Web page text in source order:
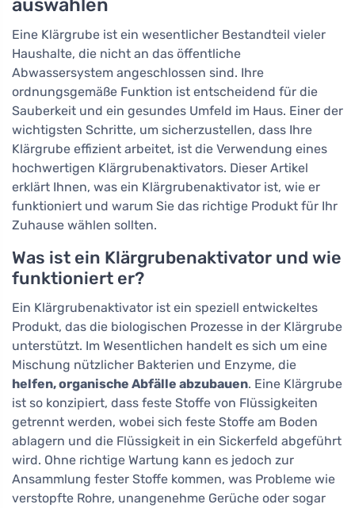
auswählen
Eine Klärgrube ist ein wesentlicher Bestandteil vieler
Haushalte, die nicht an das öffentliche
Abwassersystem angeschlossen sind. Ihre
ordnungsgemäße Funktion ist entscheidend für die
Sauberkeit und ein gesundes Umfeld im Haus. Einer der
wichtigsten Schritte, um sicherzustellen, dass Ihre
Klärgrube effizient arbeitet, ist die Verwendung eines
hochwertigen Klärgrubenaktivators. Dieser Artikel
erklärt Ihnen, was ein Klärgrubenaktivator ist, wie er
funktioniert und warum Sie das richtige Produkt für Ihr
Zuhause wählen sollten.
Was ist ein Klärgrubenaktivator und wie
funktioniert er?
Ein Klärgrubenaktivator ist ein speziell entwickeltes
Produkt, das die biologischen Prozesse in der Klärgrube
unterstützt. Im Wesentlichen handelt es sich um eine
Mischung nützlicher Bakterien und Enzyme, die
helfen, organische Abfälle abzubauen. Eine Klärgrube
ist so konzipiert, dass feste Stoffe von Flüssigkeiten
getrennt werden, wobei sich feste Stoffe am Boden
ablagern und die Flüssigkeit in ein Sickerfeld abgeführt
wird. Ohne richtige Wartung kann es jedoch zur
Ansammlung fester Stoffe kommen, was Probleme wie
verstopfte Rohre, unangenehme Gerüche oder sogar